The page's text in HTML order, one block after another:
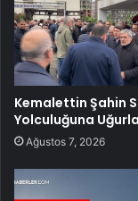
Kemalettin Şahin
Yolculuğuna
Ağustos 7, 2026